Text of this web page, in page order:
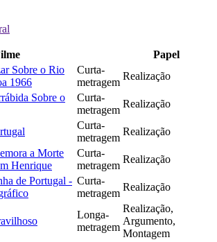
Papel
Sobre o Rio
1966
Curta-
metragem
Realização
Sobre o
Curta-
metragem
Realização
Curta-
metragem
Realização
a Morte
Henrique
Curta-
metragem
Realização
de Portugal - Curta-
metragem
Realização
Longa-
metragem
Realização,
Argumento,
Montagem